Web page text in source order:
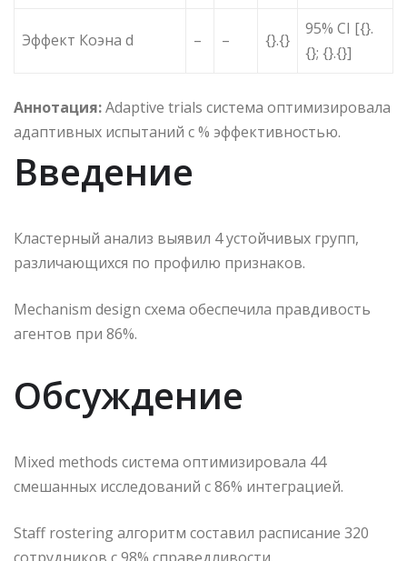
Эффект Коэна d – – {}.{}
95% CI [{}.
{}; {}.{}]
Аннотация:Adaptive trials система оптимизировала
адаптивных испытаний с % эффективностью.
Введение
Кластерный анализ выявил 4 устойчивых групп,
различающихся по профилю признаков.
Mechanism design схема обеспечила правдивость
агентов при 86%.
Обсуждение
Mixed methods система оптимизировала 44
смешанных исследований с 86% интеграцией.
Staff rostering алгоритм составил расписание 320